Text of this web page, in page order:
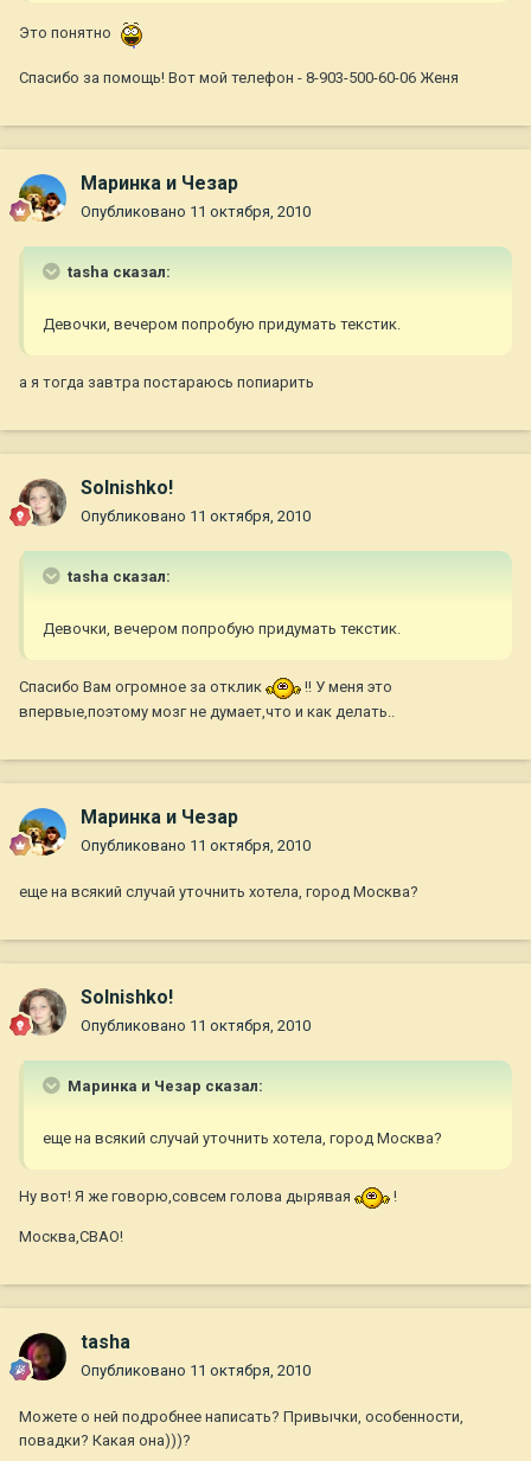
Это понятно
Спасибо за помощь! Вот мой телефон - 8-903-500-60-06 Женя
Маринка и Чезар
Опубликовано 11 октября, 2010
tasha сказал:
Девочки, вечером попробую придумать текстик.
а я тогда завтра постараюсь попиарить
Solnishko!
Опубликовано 11 октября, 2010
tasha сказал:
Девочки, вечером попробую придумать текстик.
Спасибо Вам огромное за отклик
!! У меня это
впервые,поэтому мозг не думает,что и как делать..
Маринка и Чезар
Опубликовано 11 октября, 2010
еще на всякий случай уточнить хотела, город Москва?
Solnishko!
Опубликовано 11 октября, 2010
Маринка и Чезар сказал:
еще на всякий случай уточнить хотела, город Москва?
Ну вот! Я же говорю,совсем голова дырявая !
Москва,СВАО!
tasha
Опубликовано 11 октября, 2010
Можете о ней подробнее написать? Привычки, особенности,
повадки? Какая она)))?